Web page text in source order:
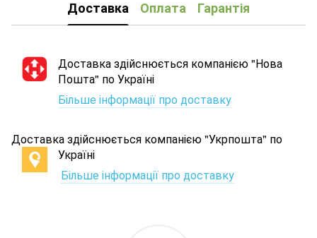
Доставка Оплата Гарантія
Доставка здійснюється компанією "Нова
Пошта" по Україні
Більше інформації про доставку
Доставка здійснюється компанією "Укрпошта" по
Україні
Більше інформації про доставку